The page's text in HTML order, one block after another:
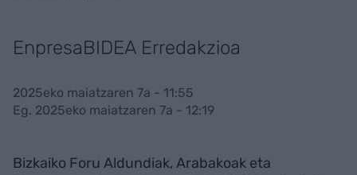
EnpresaBIDEA Erredakzioa
2025eko maiatzaren 7a - 11:55
Eg. 2025eko maiatzaren 7a - 12:19
Bizkaiko Foru Aldundiak, Arabakoak eta